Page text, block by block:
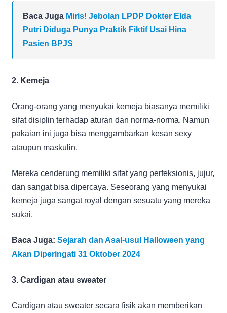
Baca Juga Miris! Jebolan LPDP Dokter Elda
Putri Diduga Punya Praktik Fiktif Usai Hina
Pasien BPJS
2. Kemeja
Orang-orang yang menyukai kemeja biasanya memiliki
sifat disiplin terhadap aturan dan norma-norma. Namun
pakaian ini juga bisa menggambarkan kesan sexy
ataupun maskulin.
Mereka cenderung memiliki sifat yang perfeksionis, jujur,
dan sangat bisa dipercaya. Seseorang yang menyukai
kemeja juga sangat royal dengan sesuatu yang mereka
sukai.
Baca Juga: Sejarah dan Asal-usul Halloween yang
Akan Diperingati 31 Oktober 2024
3. Cardigan atau sweater
Cardigan atau sweater secara fisik akan memberikan